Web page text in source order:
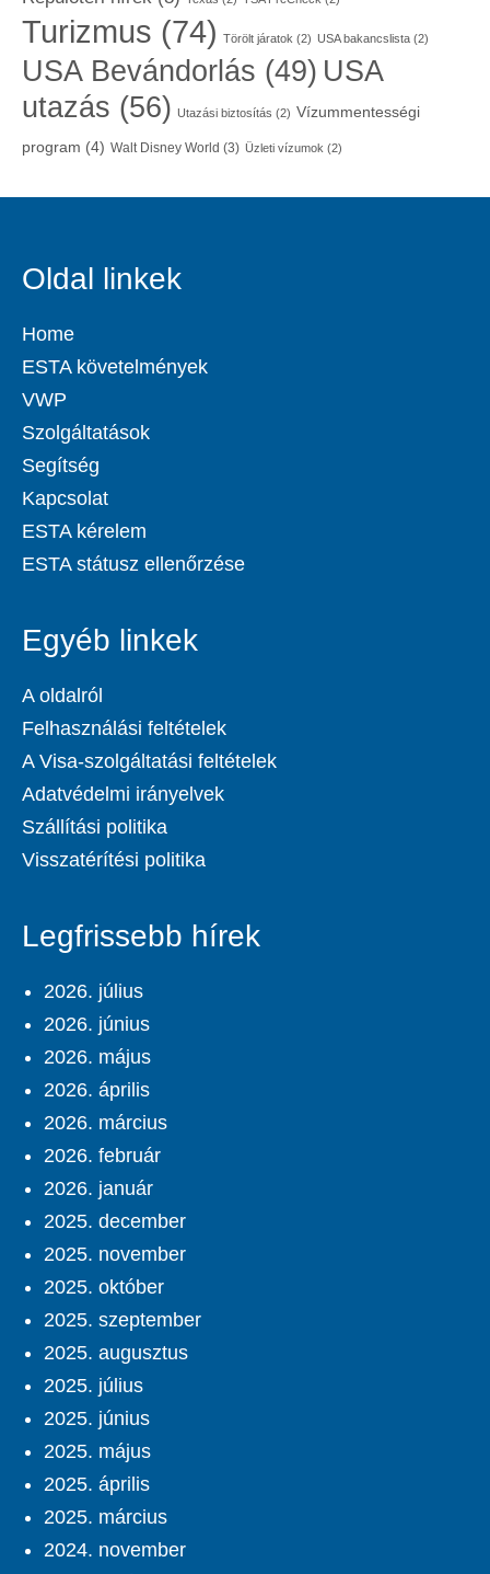
Turizmus (74) Törölt járatok (2) USA bakancslista (2)
USA Bevándorlás (49) USA
utazás (56) Utazási biztosítás (2) Vízummentességi
program (4) Walt Disney World (3) Üzleti vízumok (2)
Oldal linkek
Home
ESTA követelmények
VWP
Szolgáltatások
Segítség
Kapcsolat
ESTA kérelem
ESTA státusz ellenőrzése
Egyéb linkek
A oldalról
Felhasználási feltételek
A Visa-szolgáltatási feltételek
Adatvédelmi irányelvek
Szállítási politika
Visszatérítési politika
Legfrissebb hírek
2026. július
2026. június
2026. május
2026. április
2026. március
2026. február
2026. január
2025. december
2025. november
2025. október
2025. szeptember
2025. augusztus
2025. július
2025. június
2025. május
2025. április
2025. március
2024. november